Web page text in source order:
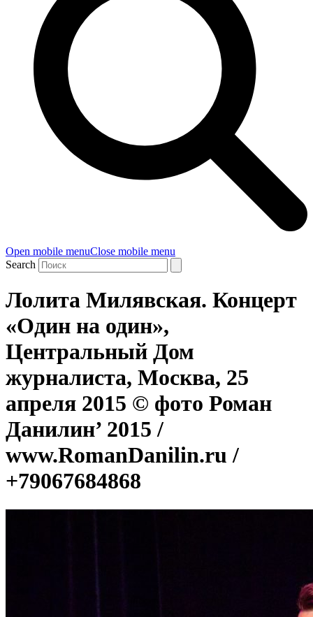
Open mobile menuClose mobile menu
Search
Лолита Милявская. Концерт
«Один на один»,
Центральный Дом
журналиста, Москва, 25
апреля 2015 © фото Роман
Данилин’ 2015 /
www.RomanDanilin.ru /
+79067684868